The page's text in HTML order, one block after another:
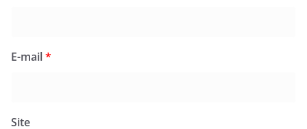
E-mail*
Site